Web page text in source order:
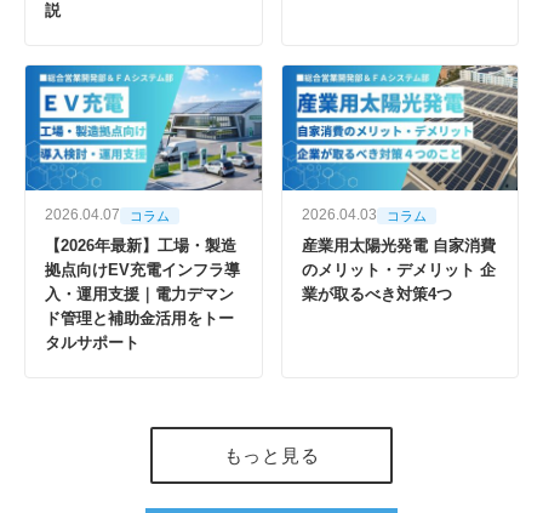
説
2026.04.07 コラム
【2026年最新】工場・製造
拠点向けEV充電インフラ導
入・運用支援｜電力デマン
ド管理と補助金活用をトー
タルサポート
2026.04.03 コラム
産業用太陽光発電 自家消費
のメリット・デメリット 企
業が取るべき対策4つ
もっと見る